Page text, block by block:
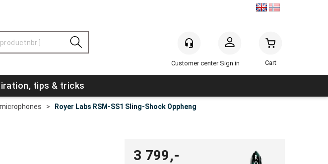
Sign in
tips & tricks
> Royer Labs RSM-SS1 Sling-Shock Oppheng
3 799,-